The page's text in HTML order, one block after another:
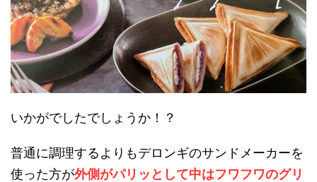
いかがでしたでしょうか！？
普通に調理するよりもデロンギのサンドメーカーを
使った方が外側がパリッとして中はフワフワのグリ